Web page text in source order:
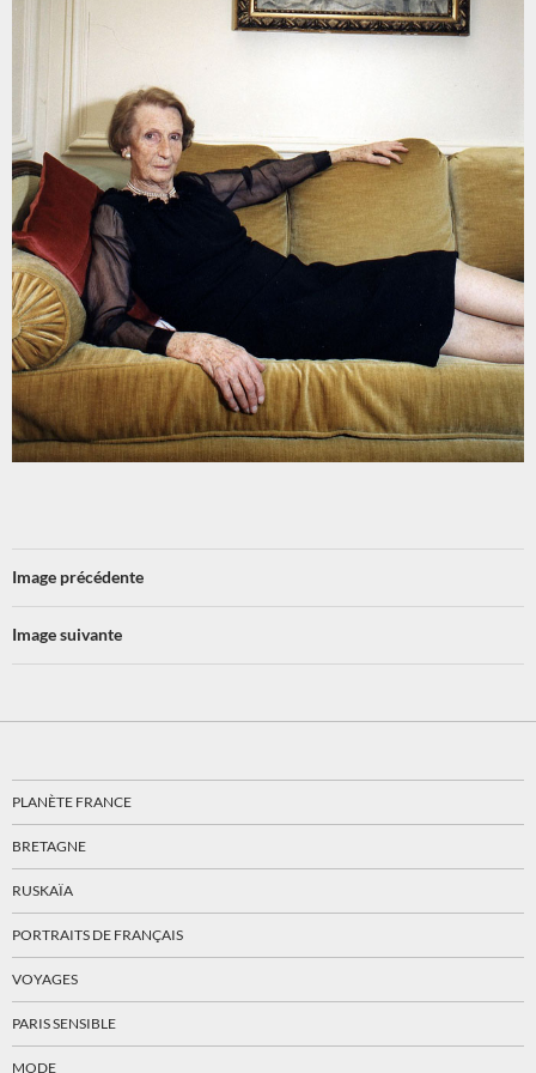
Image précédente
Image suivante
PLANÈTE FRANCE
BRETAGNE
RUSKAÏA
PORTRAITS DE FRANÇAIS
VOYAGES
PARIS SENSIBLE
MODE